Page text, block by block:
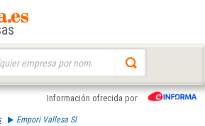
Información ofrecida por
Empori Vallesa Sl